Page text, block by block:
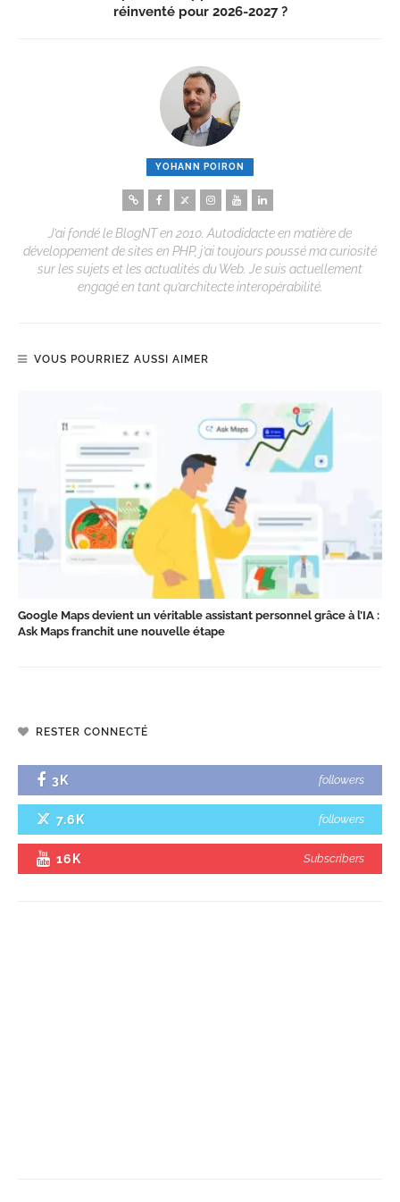
réinventé pour 2026-2027 ?
YOHANN POIRON
J’ai fondé le BlogNT en 2010. Autodidacte en matière de
développement de sites en PHP, j’ai toujours poussé ma curiosité
sur les sujets et les actualités du Web. Je suis actuellement
engagé en tant qu’architecte interopérabilité.
VOUS POURRIEZ AUSSI AIMER
Google Maps devient un véritable assistant personnel grâce à l’IA :
Ask Maps franchit une nouvelle étape
RESTER CONNECTÉ
3K followers
7.6K followers
16K Subscribers